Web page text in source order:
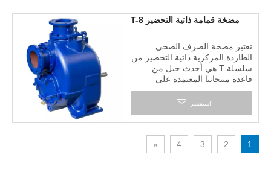
مضخة قمامة ذاتية التحضير T-8
تعتبر مضخة الصرف الصحي
الطاردة المركزية ذاتية التحضير من
سلسلة T هي أحدث جيل من
قاعدة منتجاتنا المعتمدة على
التكنولوجيا والحرف اليدوية
الأمريكية. إنه مصمم للتشغيل
التعامل مع السوائل الصلبة
والملاط.
استفسر
1
2
3
4
»